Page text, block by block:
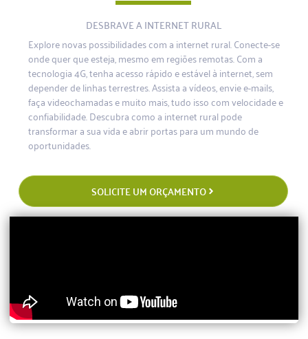
DESBRAVE A INTERNET RURAL
Explore novas possibilidades com a internet rural. Conecte-se
onde quer que esteja, mesmo em regiões remotas. Com a
tecnologia 4G, tenha acesso rápido e estável à internet, sem
depender de linhas terrestres. Assista a vídeos, envie e-mails,
faça videochamadas e muito mais, tudo isso com velocidade e
confiabilidade. Descubra como a internet rural pode
transformar a sua vida e abrir portas para um mundo de
oportunidades.
SOLICITE UM ORÇAMENTO